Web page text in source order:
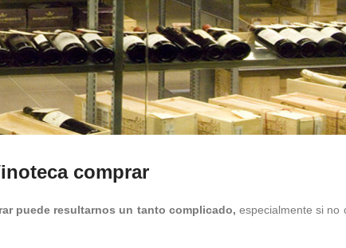
comprar
puede resultarnos un tanto complicado, especialmente si no